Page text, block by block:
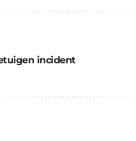
incident